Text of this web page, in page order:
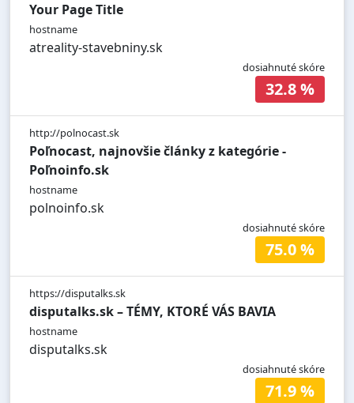
Your Page Title
hostname
atreality-stavebniny.sk
dosiahnuté skóre
32.8 %
http://polnocast.sk
Poľnocast, najnovšie články z kategórie -
Poľnoinfo.sk
hostname
polnoinfo.sk
dosiahnuté skóre
75.0 %
https://disputalks.sk
disputalks.sk – TÉMY, KTORÉ VÁS BAVIA
hostname
disputalks.sk
dosiahnuté skóre
71.9 %